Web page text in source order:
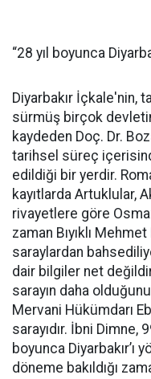
“28 yıl boyunca
Diyarbakır İçkale'nin,
sürmüş birçok
kaydeden Doç. Dr.
tarihsel süreç
edildiği bir yerdir.
kayıtlarda Artuklular,
rivayetlere göre
zaman Bıyıklı
saraylardan
dair bilgiler net
sarayın daha
Mervani Hükümdarı
sarayıdır. İbni Dimne,
boyunca Diyarbakır’ı
döneme bakıldığı